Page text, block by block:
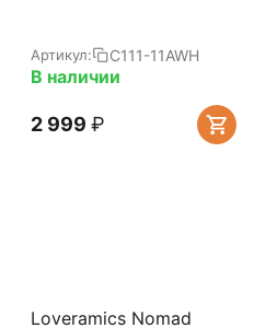
Артикул: C111-11AWH
В наличии
2 999 ₽
Loveramics Nomad